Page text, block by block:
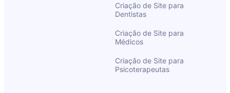
Criação de Site para
Dentistas
Criação de Site para
Médicos
Criação de Site para
Psicoterapeutas